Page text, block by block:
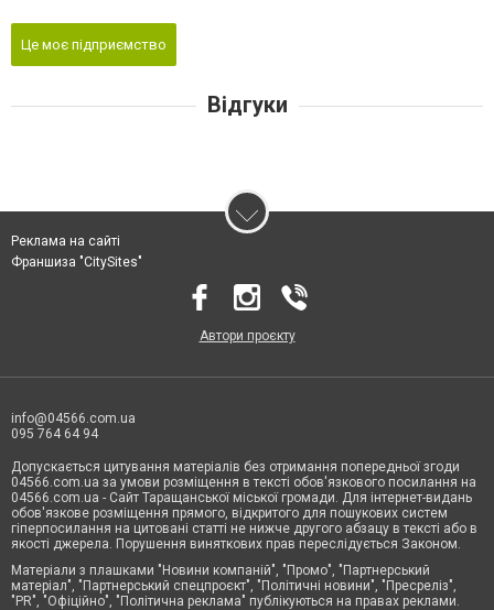
Це моє підприємство
Відгуки
Реклама на сайті
Франшиза "CitySites"
Автори проєкту
info@04566.com.ua
095 764 64 94
Допускається цитування матеріалів без отримання попередньої згоди
04566.com.ua за умови розміщення в тексті обов'язкового посилання на
04566.com.ua - Cайт Таращанської міської громади. Для інтернет-видань
обов'язкове розміщення прямого, відкритого для пошукових систем
гіперпосилання на цитовані статті не нижче другого абзацу в тексті або в
якості джерела. Порушення виняткових прав переслідується Законом.
Матеріали з плашками "Новини компаній", "Промо", "Партнерський
матеріал", "Партнерський спецпроєкт", "Політичні новини", "Пресреліз",
"PR", "Офіційно", "Політична реклама" публікуються на правах реклами.